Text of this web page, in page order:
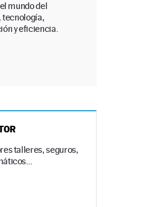
mundo del
tecnología,
y eficiencia.
talleres, seguros,